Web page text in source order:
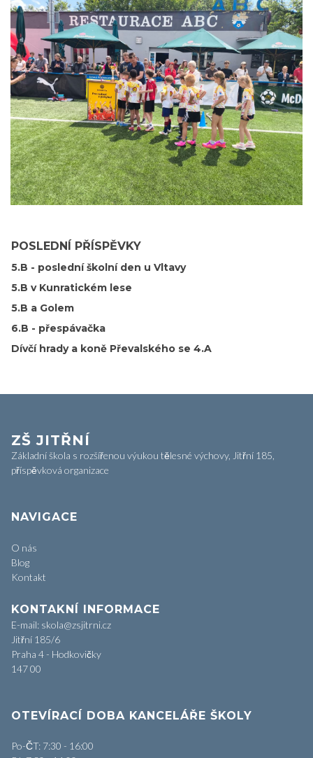
POSLEDNÍ PŘÍSPĚVKY
5.B - poslední školní den u Vltavy
5.B v Kunratickém lese
5.B a Golem
6.B - přespávačka
Dívčí hrady a koně Převalského se 4.A
ZŠ JITŘNÍ
Základní škola s rozšířenou výukou tělesné výchovy, Jitřní 185,
příspěvková organizace
NAVIGACE
O nás
Blog
Kontakt
KONTAKNÍ INFORMACE
E-mail: skola@zsjitrni.cz
Jitřní 185/6
Praha 4 - Hodkovičky
147 00
OTEVÍRACÍ DOBA KANCELÁŘE ŠKOLY
Po-ČT: 7:30 - 16:00